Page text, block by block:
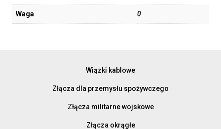
Waga 0
Wiązki kablowe
Złącza dla przemysłu spożywczego
Złącza militarne wojskowe
Złącza okrągłe